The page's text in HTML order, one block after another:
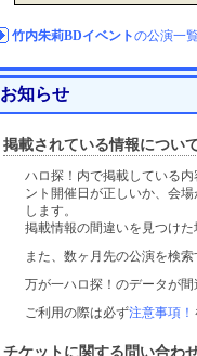
竹内朱莉BDイベントの公演一
お知らせ
掲載されている情報につい
ハロ探！内で掲載している
ント開催日が正しいか、会
します。
掲載情報の間違いを見つけ
また、数ヶ月先の公演を検
万が一ハロ探！のデータが
ご利用の際は必ず注意事項！
チケットに関する問い合わ